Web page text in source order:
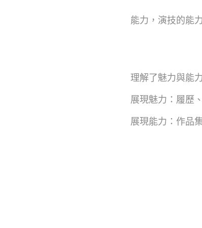
能力，演技的能
理解了魅力與能
展現魅力：履歷
展現能力：作品